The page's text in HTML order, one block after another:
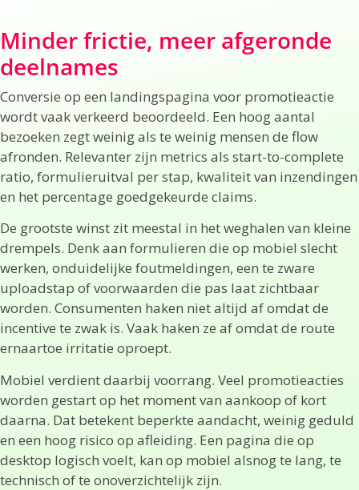
Minder frictie, meer afgeronde
deelnames
Conversie op een landingspagina voor promotieactie
wordt vaak verkeerd beoordeeld. Een hoog aantal
bezoeken zegt weinig als te weinig mensen de flow
afronden. Relevanter zijn metrics als start-to-complete
ratio, formulieruitval per stap, kwaliteit van inzendingen
en het percentage goedgekeurde claims.
De grootste winst zit meestal in het weghalen van kleine
drempels. Denk aan formulieren die op mobiel slecht
werken, onduidelijke foutmeldingen, een te zware
uploadstap of voorwaarden die pas laat zichtbaar
worden. Consumenten haken niet altijd af omdat de
incentive te zwak is. Vaak haken ze af omdat de route
ernaartoe irritatie oproept.
Mobiel verdient daarbij voorrang. Veel promotieacties
worden gestart op het moment van aankoop of kort
daarna. Dat betekent beperkte aandacht, weinig geduld
en een hoog risico op afleiding. Een pagina die op
desktop logisch voelt, kan op mobiel alsnog te lang, te
technisch of te onoverzichtelijk zijn.